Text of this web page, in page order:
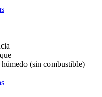
húmedo (sin combustible)